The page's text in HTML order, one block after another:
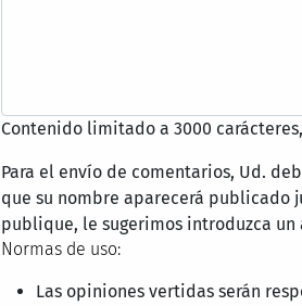
Contenido limitado a 3000
Para el envío de comentarios, Ud.
que su nombre aparecerá publicado
publique, le sugerimos introduzca un
Normas de uso:
Las opiniones vertidas serán